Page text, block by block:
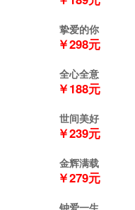
挚爱的你
￥298元
全心全意
￥188元
世间美好
￥239元
金辉满载
￥279元
钟爱一生